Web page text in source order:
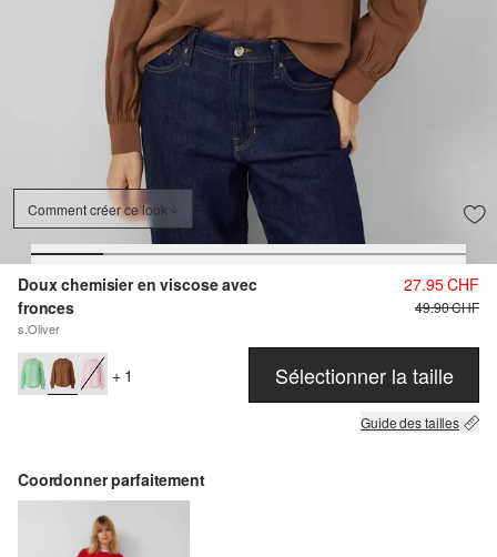
Comment créer ce look
Doux chemisier en viscose avec
fronces
s.Oliver
27.95 CHF
49.90 CHF
+ 1 Sélectionner la taille
Guide des tailles
Coordonner parfaitement